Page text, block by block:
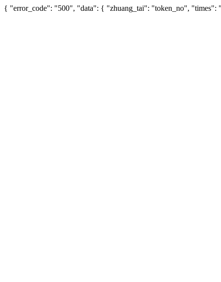
{ "error_code": "500", "data": { "zhuang_tai": "token_no", "times":